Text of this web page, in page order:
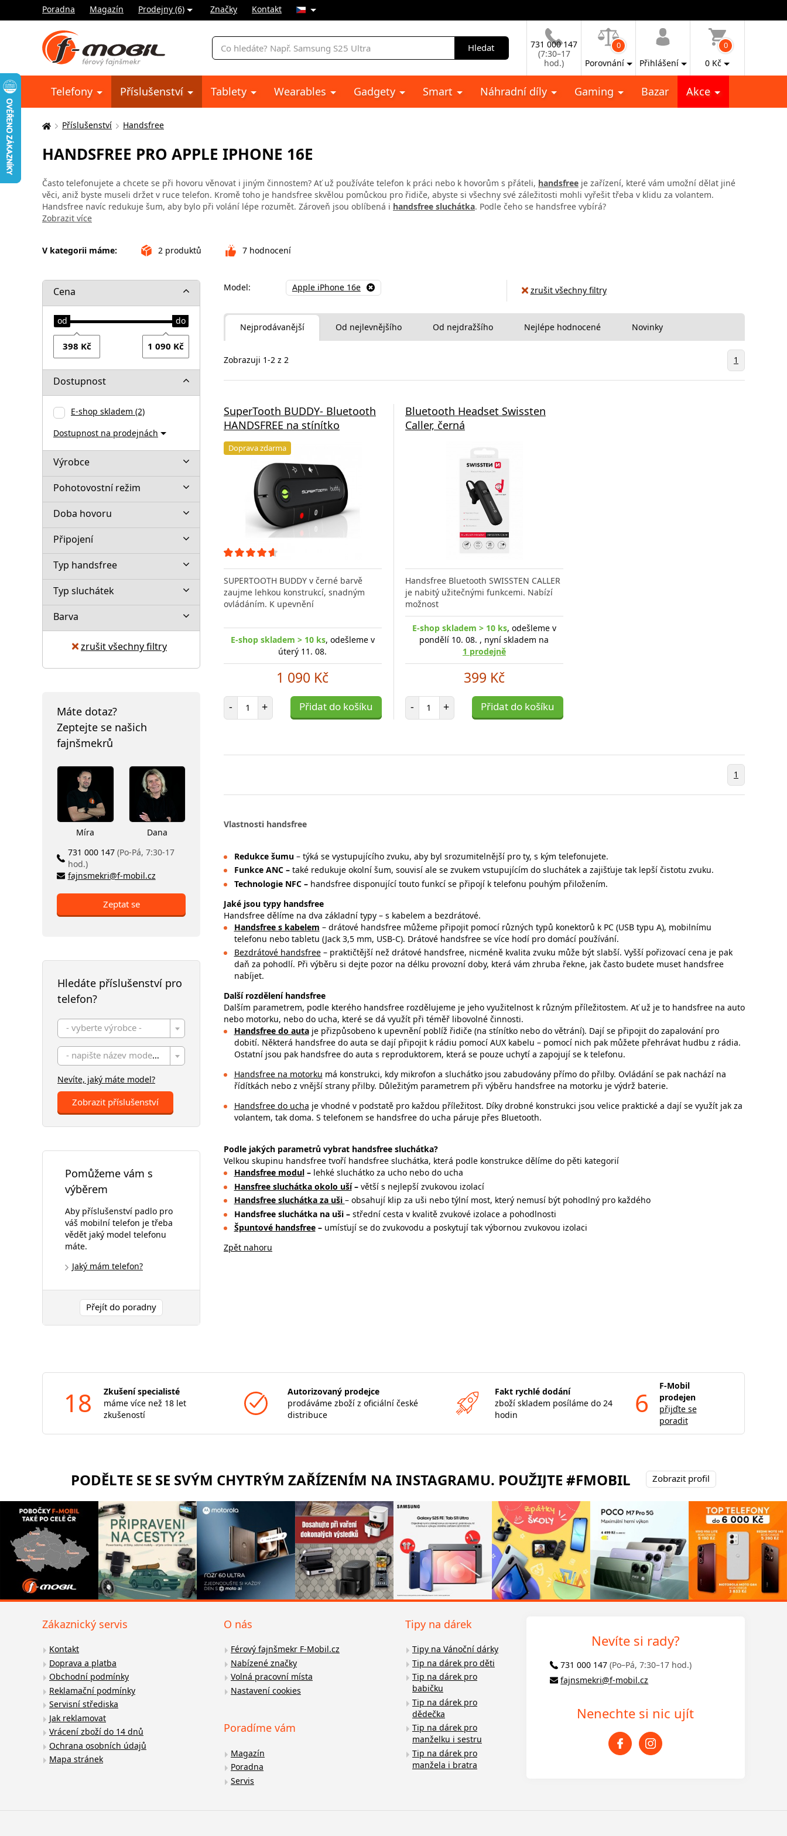
Poradna Magazín Prodejny (6) Značky Kontakt
Vyhledávání
Hledat
731 000 147
(7:30–17
hod.)
0
Porovnání Přihlášení
0
0 Kč
Telefony Příslušenství Tablety Wearables Gadgety Smart Náhradní díly Gaming Bazar Akce
Zde
nacházíte:
Příslušenství Handsfree
HANDSFREE PRO APPLE IPHONE 16E
Často telefonujete a chcete se při hovoru věnovat i jiným činnostem? Ať už používáte telefon k práci nebo k hovorům s přáteli, handsfree je zařízení, které vám umožní dělat jiné
věci, aniž byste museli držet v ruce telefon. Kromě toho je handsfree skvělou pomůckou pro řidiče, abyste si všechny své záležitosti mohli vyřešit třeba v klidu za volantem.
Handsfree navíc redukuje šum, aby bylo při volání lépe rozumět. Zároveň jsou oblíbená i handsfree sluchátka. Podle čeho se handsfree vybírá?
Zobrazit více
V kategorii máme: 2 produktů 7 hodnocení
Cena
Dostupnost
E-shop skladem (2)
Dostupnost na prodejnách
Výrobce
Pohotovostní režim
Doba hovoru
Připojení
Typ handsfree
Typ sluchátek
Barva
zrušit všechny filtry
Máte dotaz?
Zeptejte se našich
fajnšmekrů
Míra
Dana
731 000 147 (Po-Pá, 7:30-17
hod.)
fajnsmekri@f-mobil.cz
Zeptat se
Hledáte příslušenství pro
telefon?
- vyberte výrobce -
- napište název modelu -
Nevíte, jaký máte model?
Zobrazit příslušenství
Pomůžeme vám s
výběrem
Aby příslušenství padlo pro
váš mobilní telefon je třeba
vědět jaký model telefonu
máte.
Jaký mám telefon?
Přejít do poradny
Model: Apple iPhone 16e zrušit všechny filtry
Nejprodávanější Od nejlevnějšího Od nejdražšího Nejlépe hodnocené Novinky
Zobrazuji 1-2 z 2 1
SuperTooth BUDDY- Bluetooth
HANDSFREE na stínítko
Doprava zdarma
SUPERTOOTH BUDDY v černé barvě
zaujme lehkou konstrukcí, snadným
ovládáním. K upevnění
E-shop skladem > 10 ks, odešleme v
úterý 11. 08.
1 090 Kč
- Počet položek
+ Přidat do košíku
Bluetooth Headset Swissten
Caller, černá
Handsfree Bluetooth SWISSTEN CALLER
je nabitý užitečnými funkcemi. Nabízí
možnost
E-shop skladem > 10 ks, odešleme v
pondělí 10. 08. , nyní skladem na
1 prodejně
399 Kč
- Počet položek
+ Přidat do košíku
1
Vlastnosti handsfree
Redukce šumu– týká se vystupujícího zvuku, aby byl srozumitelnější pro ty, s kým telefonujete.
Funkce ANC – také redukuje okolní šum, souvisí ale se zvukem vstupujícím do sluchátek a zajišťuje tak lepší čistotu zvuku.
Technologie NFC – handsfree disponující touto funkcí se připojí k telefonu pouhým přiložením.
Jaké jsou typy handsfree
Handsfree dělíme na dva základní typy – s kabelem a bezdrátové.
Handsfree s kabelem – drátové handsfree můžeme připojit pomocí různých typů konektorů k PC (USB typu A), mobilnímu
telefonu nebo tabletu (Jack 3,5 mm, USB-C). Drátové handsfree se více hodí pro domácí používání.
Bezdrátové handsfree – praktičtější než drátové handsfree, nicméně kvalita zvuku může být slabší. Vyšší pořizovací cena je pak
daň za pohodlí. Při výběru si dejte pozor na délku provozní doby, která vám zhruba řekne, jak často budete muset handsfree
nabíjet.
Další rozdělení handsfree
Dalším parametrem, podle kterého handsfree rozdělujeme je jeho využitelnost k různým příležitostem. Ať už je to handsfree na auto
nebo motorku, nebo do ucha, které se dá využít při téměř libovolné činnosti.
Handsfree do auta je přizpůsobeno k upevnění poblíž řidiče (na stínítko nebo do větrání). Dají se připojit do zapalování pro
dobití. Některá handsfree do auta se dají připojit k rádiu pomocí AUX kabelu – pomocí nich pak můžete přehrávat hudbu z rádia.
Ostatní jsou pak handsfree do auta s reproduktorem, která se pouze uchytí a zapojují se k telefonu.
Handsfree na motorku má konstrukci, kdy mikrofon a sluchátko jsou zabudovány přímo do přilby. Ovládání se pak nachází na
řídítkách nebo z vnější strany přilby. Důležitým parametrem při výběru handsfree na motorku je výdrž baterie.
Handsfree do ucha je vhodné v podstatě pro každou příležitost. Díky drobné konstrukci jsou velice praktické a dají se využít jak za
volantem, tak doma. S telefonem se handsfree do ucha páruje přes Bluetooth.
Podle jakých parametrů vybrat handsfree sluchátka?
Velkou skupinu handsfree tvoří handsfree sluchátka, která podle konstrukce dělíme do pěti kategorií
Handsfree modul– lehké sluchátko za ucho nebo do ucha
Hansfree sluchátka okolo uší– větší s nejlepší zvukovou izolací
Handsfree sluchátka za uši – obsahují klip za uši nebo týlní most, který nemusí být pohodlný pro každého
Handsfree sluchátka na uši – střední cesta v kvalitě zvukové izolace a pohodlnosti
Špuntové handsfree– umísťují se do zvukovodu a poskytují tak výbornou zvukovou izolaci
Zpět nahoru
18
Zkušení specialisté
máme více než 18 let
zkušeností
Autorizovaný prodejce
prodáváme zboží z oficiální české
distribuce
Fakt rychlé dodání
zboží skladem posíláme do 24
hodin
6
F-Mobil
prodejen
přijďte se
poradit
PODĚLTE SE SE SVÝM CHYTRÝM ZAŘÍZENÍM NA INSTAGRAMU. POUŽIJTE #FMOBIL Zobrazit profil
Zákaznický servis
Kontakt
Doprava a platba
Obchodní podmínky
Reklamační podmínky
Servisní střediska
Jak reklamovat
Vrácení zboží do 14 dnů
Ochrana osobních údajů
Mapa stránek
O nás
Férový fajnšmekr F-Mobil.cz
Nabízené značky
Volná pracovní místa
Nastavení cookies
Poradíme vám
Magazín
Poradna
Servis
Tipy na dárek
Tipy na Vánoční dárky
Tip na dárek pro děti
Tip na dárek pro
babičku
Tip na dárek pro
dědečka
Tip na dárek pro
manželku i sestru
Tip na dárek pro
manžela i bratra
Nevíte si rady?
731 000 147 (Po–Pá, 7:30–17 hod.)
fajnsmekri@f-mobil.cz
Nenechte si nic ujít